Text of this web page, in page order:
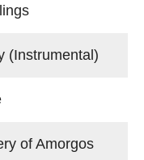
Amorgos